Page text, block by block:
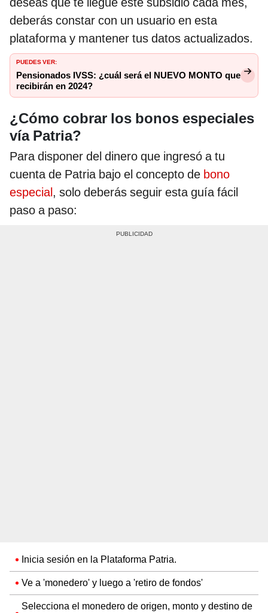
deberás constar con un usuario en esta
plataforma y mantener tus datos actualizados.
PUEDES VER:
Pensionados IVSS: ¿cuál será el NUEVO MONTO que
recibirán en 2024?
¿Cómo cobrar los bonos especiales
vía Patria?
Para disponer del dinero que ingresó a tu
cuenta de Patria bajo el concepto de bono
especial, solo deberás seguir esta guía fácil
paso a paso:
Inicia sesión en la Plataforma Patria.
Ve a 'monedero' y luego a 'retiro de fondos'
Selecciona el monedero de origen, monto y destino de